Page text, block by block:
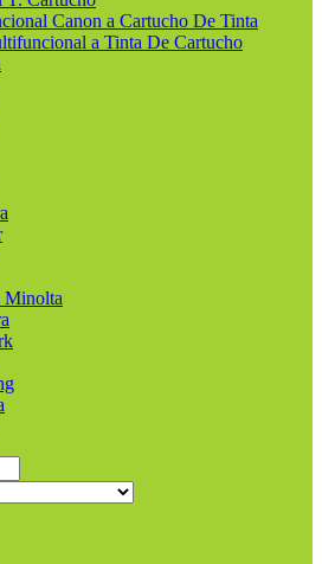
Canon a Cartucho De Tinta
a Tinta De Cartucho
Minolta